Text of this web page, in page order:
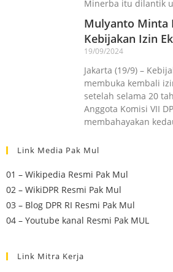
Minerba itu dilantik
Mulyanto Minta
Kebijakan Izin
19/09/2024
Jakarta (19/9) –
membuka kembali
setelah selama 20
Anggota Komisi VII
membahayakan
Link Media Pak Mul
01 – Wikipedia Resmi Pak Mul
02 – WikiDPR Resmi Pak Mul
03 – Blog DPR RI Resmi Pak Mul
04 – Youtube kanal Resmi Pak MUL
Link Mitra Kerja